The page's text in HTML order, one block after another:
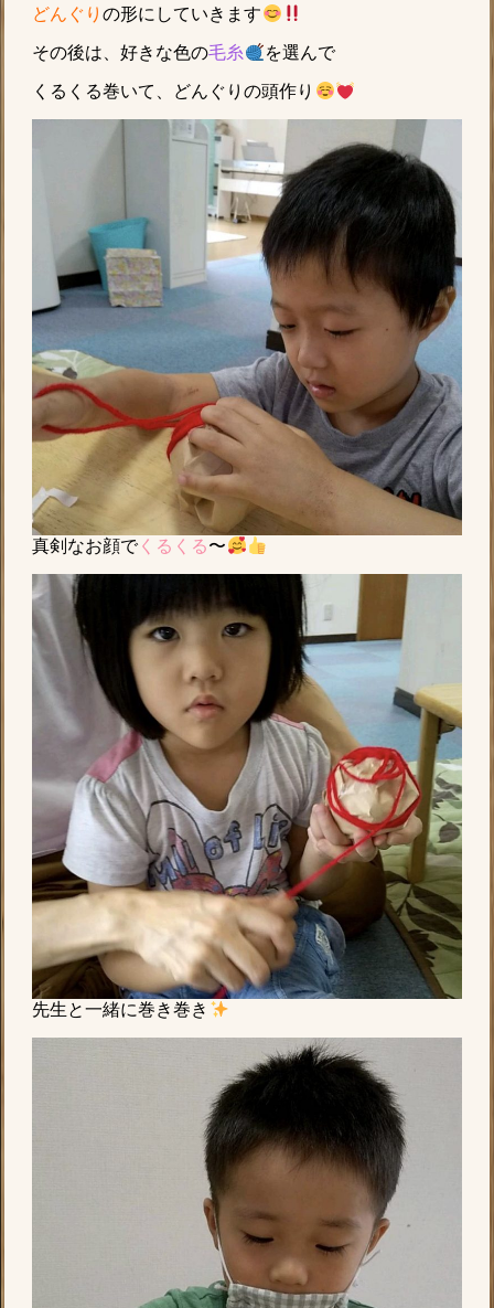
どんぐりの形にしていきます
その後は、好きな色の毛糸 を選んで
くるくる巻いて、どんぐりの頭作り
真剣なお顔でくるくる〜
先生と一緒に巻き巻き